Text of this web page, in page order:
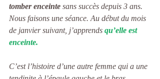
tomber enceinte sans succès depuis 3 ans.
Nous faisons une séance. Au début du mois
de janvier suivant, j’apprends qu’elle est
enceinte.
C’est l’histoire d’une autre femme qui a une